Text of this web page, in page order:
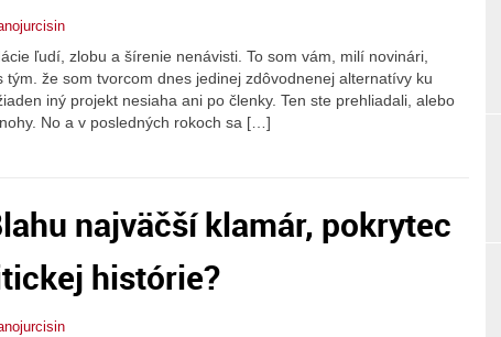
ľudí, zlobu a šírenie nenávisti. To som vám, milí novinári,
že som tvorcom dnes jedinej zdôvodnenej alternatívy ku
iný projekt nesiaha ani po členky. Ten ste prehliadali, alebo
No a v posledných rokoch sa […]
najväčší klamár, pokrytec
histórie?